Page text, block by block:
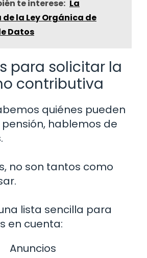
te interese: La
la Ley Orgánica de
Datos
para solicitar la
contributiva
quiénes pueden
hablemos de
no son tantos como
lista sencilla para
en cuenta:
Anuncios